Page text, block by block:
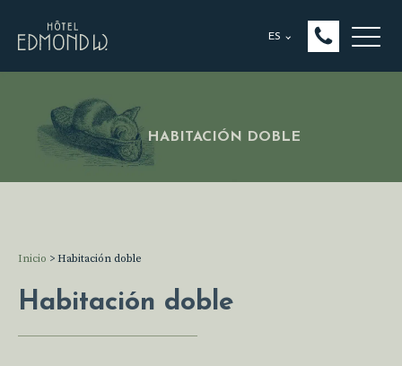
ES
HABITACIÓN DOBLE
Inicio > Habitación doble
Habitación doble